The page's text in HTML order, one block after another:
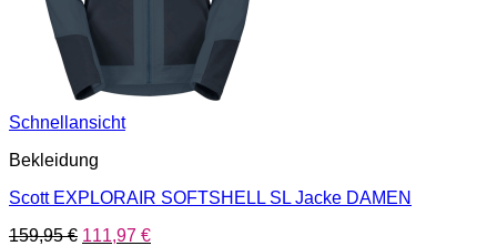
Schnellansicht
Bekleidung
Scott EXPLORAIR SOFTSHELL SL Jacke DAMEN
159,95€ Ursprünglicher
111,97 €Aktueller